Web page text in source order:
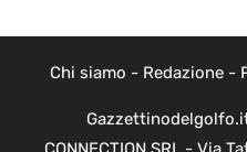
Chi siamo - Redazione-